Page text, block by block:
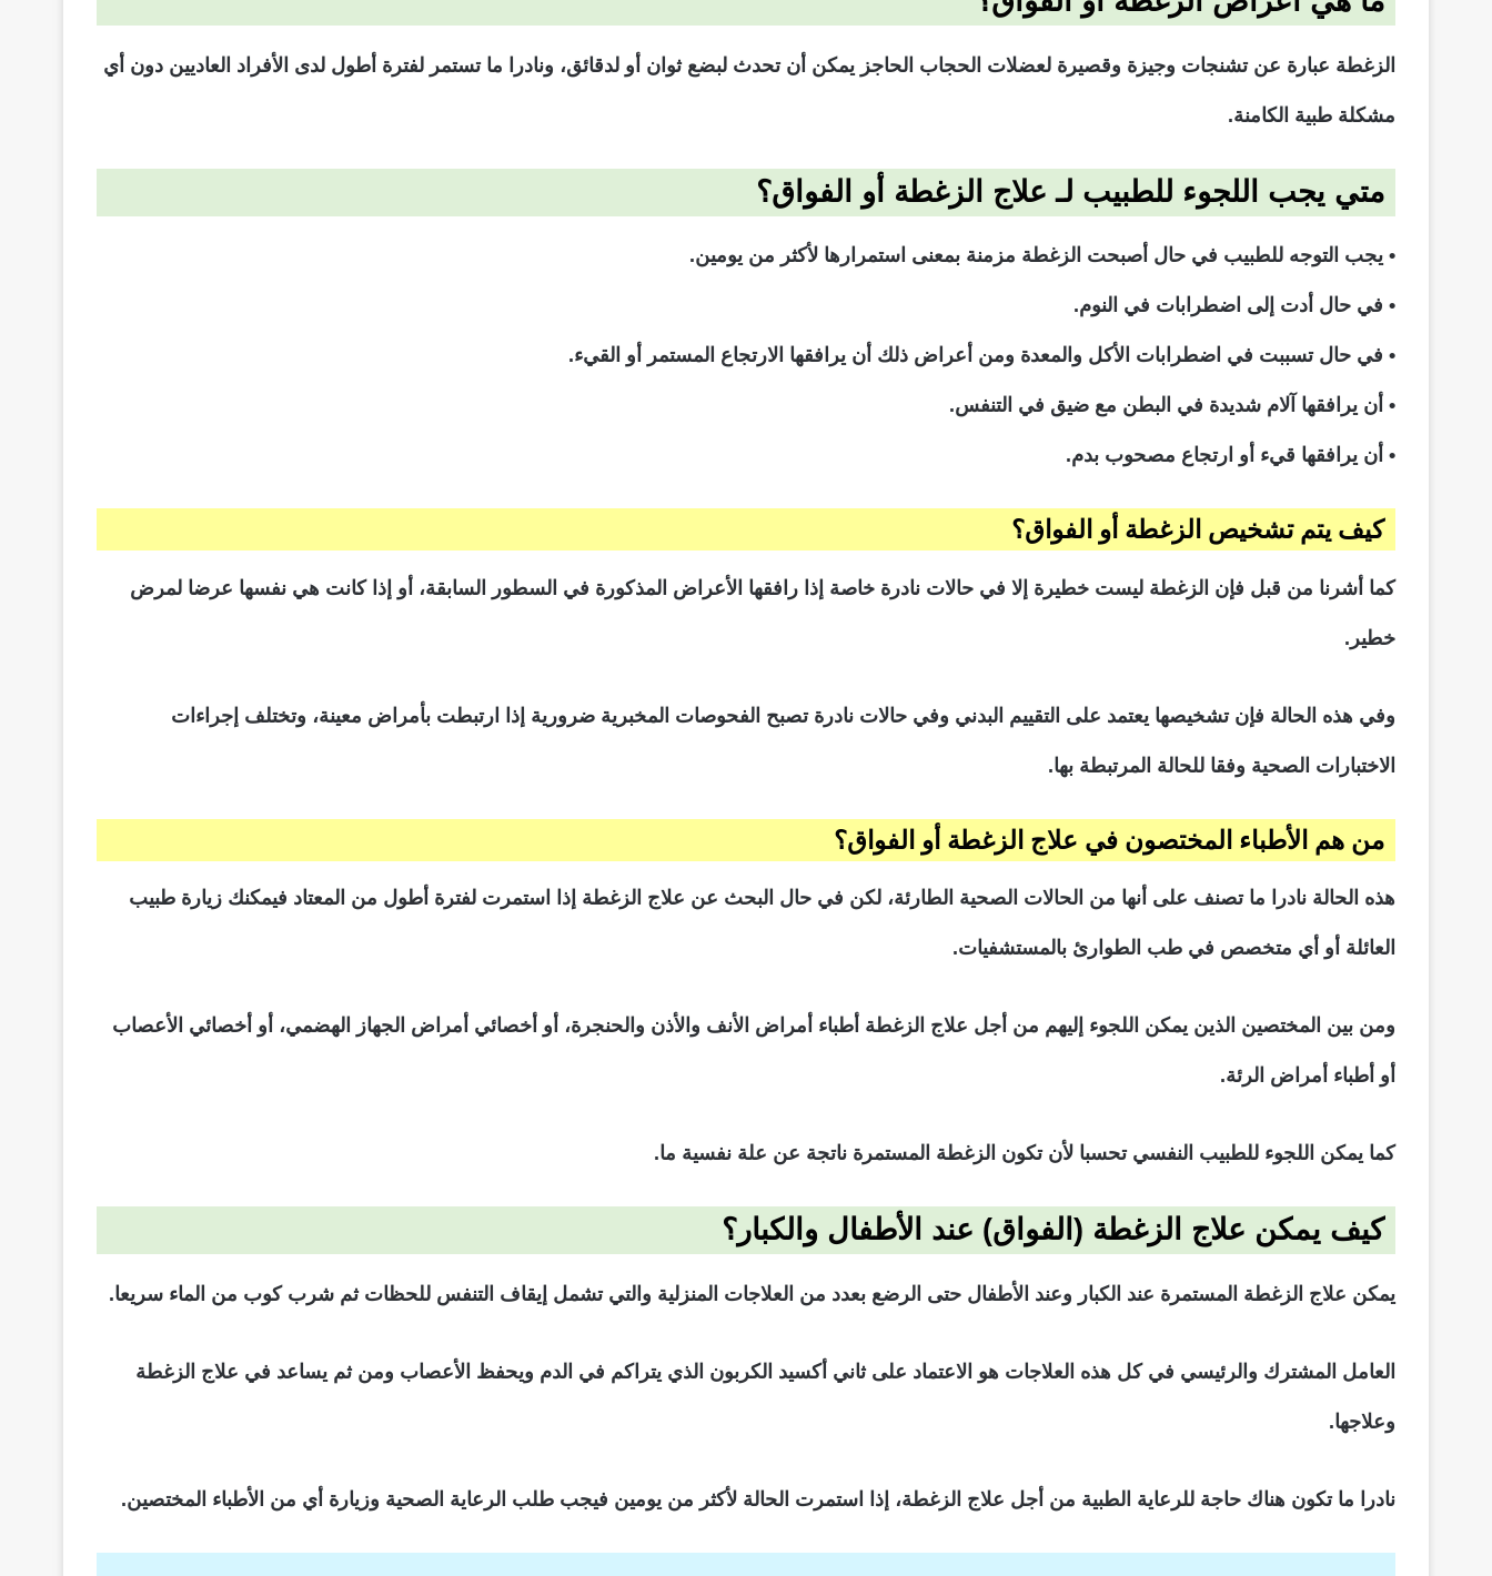
الزغطة عبارة عن تشنجات وجيزة وقصيرة لعضلات الحجاب الحاجز يمكن أن تحدث لبضع ثوان أو لدقائق، ونادرا ما تستمر لفترة أطول لدى الأفراد العاديين دون أي
مشكلة طبية الكامنة.
متي يجب اللجوء للطبيب لـ علاج الزغطة أو الفواق؟
• يجب التوجه للطبيب في حال أصبحت الزغطة مزمنة بمعنى استمرارها لأكثر من يومين.
• في حال أدت إلى اضطرابات في النوم.
• في حال تسببت في اضطرابات الأكل والمعدة ومن أعراض ذلك أن يرافقها الارتجاع المستمر أو القيء.
• أن يرافقها آلام شديدة في البطن مع ضيق في التنفس.
• أن يرافقها قيء أو ارتجاع مصحوب بدم.
كيف يتم تشخيص الزغطة أو الفواق؟
كما أشرنا من قبل فإن الزغطة ليست خطيرة إلا في حالات نادرة خاصة إذا رافقها الأعراض المذكورة في السطور السابقة، أو إذا كانت هي نفسها عرضا لمرض
خطير.
وفي هذه الحالة فإن تشخيصها يعتمد على التقييم البدني وفي حالات نادرة تصبح الفحوصات المخبرية ضرورية إذا ارتبطت بأمراض معينة، وتختلف إجراءات
الاختبارات الصحية وفقا للحالة المرتبطة بها.
من هم الأطباء المختصون في علاج الزغطة أو الفواق؟
هذه الحالة نادرا ما تصنف على أنها من الحالات الصحية الطارئة، لكن في حال البحث عن علاج الزغطة إذا استمرت لفترة أطول من المعتاد فيمكنك زيارة طبيب
العائلة أو أي متخصص في طب الطوارئ بالمستشفيات.
ومن بين المختصين الذين يمكن اللجوء إليهم من أجل علاج الزغطة أطباء أمراض الأنف والأذن والحنجرة، أو أخصائي أمراض الجهاز الهضمي، أو أخصائي الأعصاب
أو أطباء أمراض الرئة.
كما يمكن اللجوء للطبيب النفسي تحسبا لأن تكون الزغطة المستمرة ناتجة عن علة نفسية ما.
كيف يمكن علاج الزغطة (الفواق) عند الأطفال والكبار؟
يمكن علاج الزغطة المستمرة عند الكبار وعند الأطفال حتى الرضع بعدد من العلاجات المنزلية والتي تشمل إيقاف التنفس للحظات ثم شرب كوب من الماء سريعا.
العامل المشترك والرئيسي في كل هذه العلاجات هو الاعتماد على ثاني أكسيد الكربون الذي يتراكم في الدم ويحفظ الأعصاب ومن ثم يساعد في علاج الزغطة
وعلاجها.
نادرا ما تكون هناك حاجة للرعاية الطبية من أجل علاج الزغطة، إذا استمرت الحالة لأكثر من يومين فيجب طلب الرعاية الصحية وزيارة أي من الأطباء المختصين.